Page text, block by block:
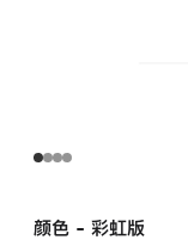
颜色 - 彩虹版